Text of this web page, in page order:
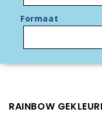
Formaat
RAINBOW